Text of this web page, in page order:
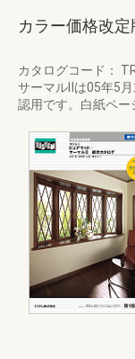
カラー価格改
カタログコード：
サーマルⅡは05年5
認用です。白紙ペー